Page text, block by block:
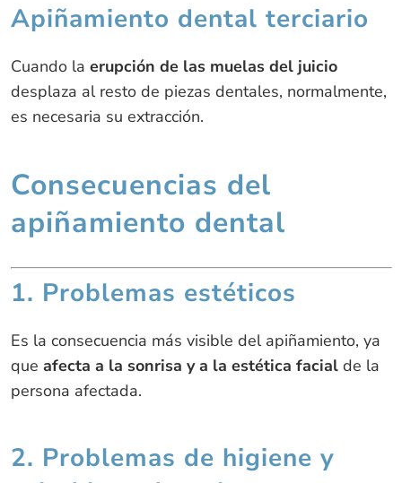
Apiñamiento dental terciario
Cuando la erupción de las muelas del juicio
desplaza al resto de piezas dentales, normalmente,
es necesaria su extracción.
Consecuencias del
apiñamiento dental
1. Problemas estéticos
Es la consecuencia más visible del apiñamiento, ya
que afecta a la sonrisa y a la estética facialde la
persona afectada.
2. Problemas de higiene y